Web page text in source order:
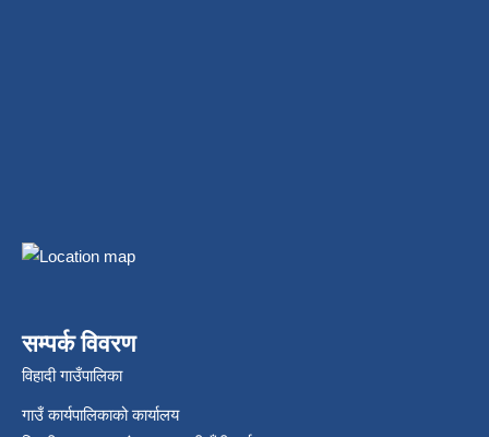
सम्पर्क विवरण
विहादी गाउँपालिका
गाउँ कार्यपालिकाको कार्यालय